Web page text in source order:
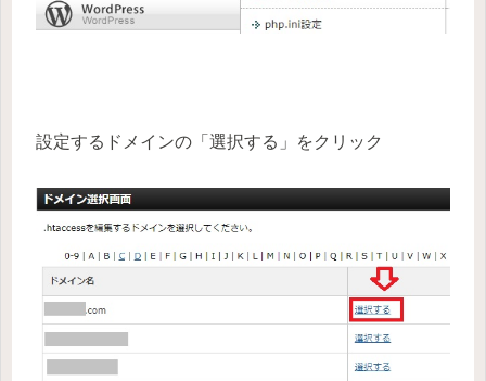
設定するドメインの「選択する」をクリック